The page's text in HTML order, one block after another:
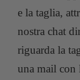
e la taglia,
nostra chat
riguarda la
una mail con